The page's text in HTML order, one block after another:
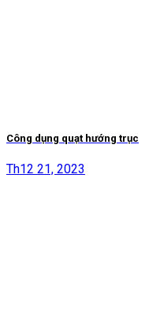
Công dụng quạt hướng trục
Th12 21, 2023